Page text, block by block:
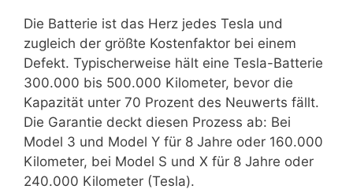
Die Batterie ist das Herz jedes Tesla und
zugleich der größte Kostenfaktor bei einem
Defekt. Typischerweise hält eine Tesla-Batterie
300.000 bis 500.000 Kilometer, bevor die
Kapazität unter 70 Prozent des Neuwerts fällt.
Die Garantie deckt diesen Prozess ab: Bei
Model 3 und Model Y für 8 Jahre oder 160.000
Kilometer, bei Model S und X für 8 Jahre oder
240.000 Kilometer (Tesla).